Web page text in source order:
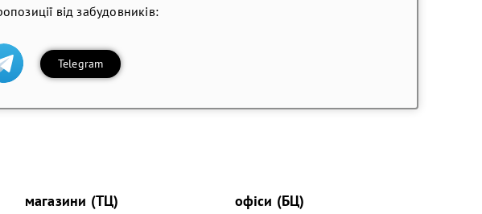
від забудовників:
Telegram
магазини (ТЦ) офіси (БЦ)